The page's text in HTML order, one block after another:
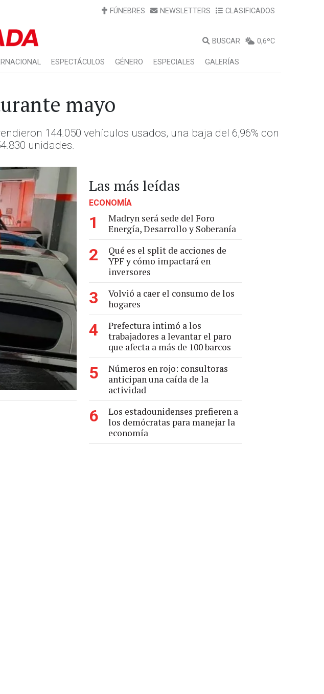
FÚNEBRES NEWSLETTERS CLASIFICADOS
BUSCAR 0,6ºC
ESPECTÁCULOS GÉNERO ESPECIALES GALERÍAS
mayo
144.050 vehículos usados, una baja del 6,96% con
unidades.
Las más leídas
ECONOMÍA
1
Madryn será sede del Foro
Energía, Desarrollo y Soberanía
2
Qué es el split de acciones de
YPF y cómo impactará en
inversores
3
Volvió a caer el consumo de los
hogares
4
Prefectura intimó a los
trabajadores a levantar el paro
que afecta a más de 100 barcos
5
Números en rojo: consultoras
anticipan una caída de la
actividad
6
Los estadounidenses prefieren a
los demócratas para manejar la
economía